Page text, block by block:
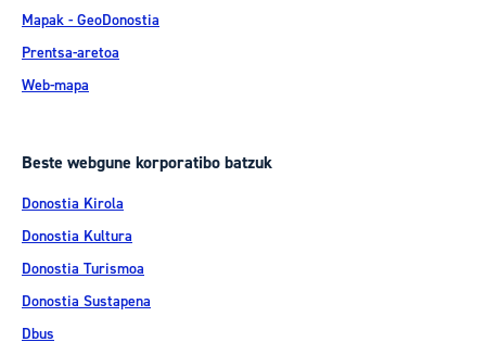
Mapak - GeoDonostia
Prentsa-aretoa
Web-mapa
Beste webgune korporatibo batzuk
Donostia Kirola
Donostia Kultura
Donostia Turismoa
Donostia Sustapena
Dbus